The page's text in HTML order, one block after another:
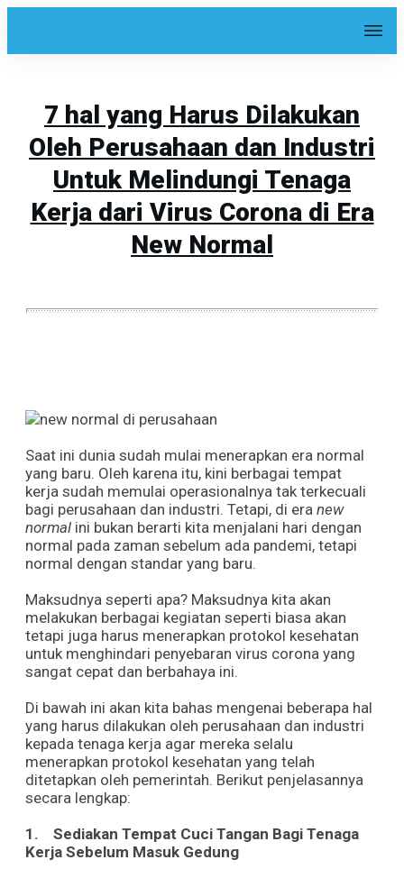
7 hal yang Harus Dilakukan
Oleh Perusahaan dan Industri
Untuk Melindungi Tenaga
Kerja dari Virus Corona di Era
New Normal
Saat ini dunia sudah mulai menerapkan era normal
yang baru. Oleh karena itu, kini berbagai tempat
kerja sudah memulai operasionalnya tak terkecuali
bagi perusahaan dan industri. Tetapi, di era new
normal ini bukan berarti kita menjalani hari dengan
normal pada zaman sebelum ada pandemi, tetapi
normal dengan standar yang baru.
Maksudnya seperti apa? Maksudnya kita akan
melakukan berbagai kegiatan seperti biasa akan
tetapi juga harus menerapkan protokol kesehatan
untuk menghindari penyebaran virus corona yang
sangat cepat dan berbahaya ini.
Di bawah ini akan kita bahas mengenai beberapa hal
yang harus dilakukan oleh perusahaan dan industri
kepada tenaga kerja agar mereka selalu
menerapkan protokol kesehatan yang telah
ditetapkan oleh pemerintah. Berikut penjelasannya
secara lengkap:
1.
Sediakan Tempat Cuci Tangan Bagi Tenaga
Kerja Sebelum Masuk Gedung